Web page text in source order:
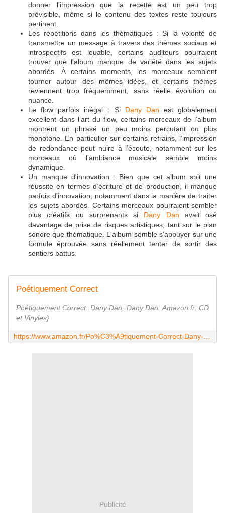
donner l'impression que la recette est un peu trop
prévisible, même si le contenu des textes reste toujours
pertinent.
Les répétitions dans les thématiques : Si la volonté de
transmettre un message à travers des thèmes sociaux et
introspectifs est louable, certains auditeurs pourraient
trouver que l'album manque de variété dans les sujets
abordés. À certains moments, les morceaux semblent
tourner autour des mêmes idées, et certains thèmes
reviennent trop fréquemment, sans réelle évolution ou
nuance.
Le flow parfois inégal : Si Dany Dan est globalement
excellent dans l’art du flow, certains morceaux de l’album
montrent un phrasé un peu moins percutant ou plus
monotone. En particulier sur certains refrains, l’impression
de redondance peut nuire à l’écoute, notamment sur les
morceaux où l’ambiance musicale semble moins
dynamique.
Un manque d'innovation : Bien que cet album soit une
réussite en termes d’écriture et de production, il manque
parfois d'innovation, notamment dans la manière de traiter
les sujets abordés. Certains morceaux pourraient sembler
plus créatifs ou surprenants si Dany Dan avait osé
davantage de prise de risques artistiques, tant sur le plan
sonore que thématique. L'album semble s'appuyer sur une
formule éprouvée sans réellement tenter de sortir des
sentiers battus.
Poétiquement Correct
Poétiquement Correct: Dany Dan, Dany Dan: Amazon.fr: CD
et Vinyles}
Publicité